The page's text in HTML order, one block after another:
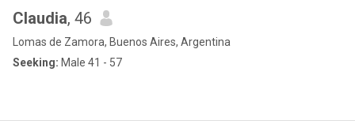
Claudia, 46
Lomas de Zamora, Buenos Aires, Argentina
Seeking: Male 41 - 57